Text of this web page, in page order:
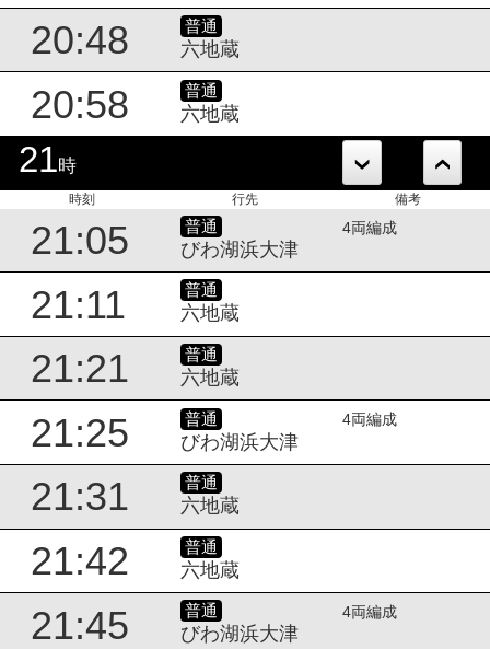
20:48 普通
六地蔵
20:58 普通
六地蔵
21時
時刻 行先 備考
21:05 普通
びわ湖浜大津
4両編成
21:11 普通
六地蔵
21:21 普通
六地蔵
21:25 普通
びわ湖浜大津
4両編成
21:31 普通
六地蔵
21:42 普通
六地蔵
21:45 普通
びわ湖浜大津
4両編成